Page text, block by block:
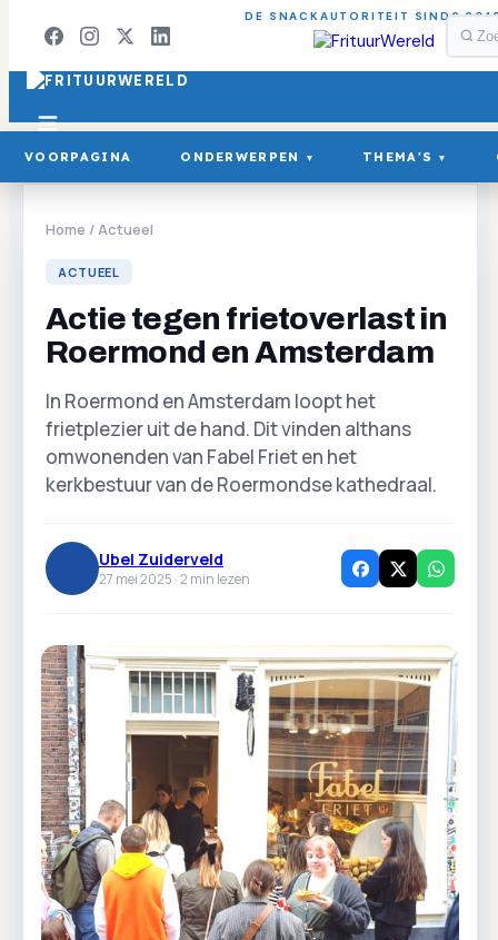
DE SNACKAUTORITEIT SINDS
VOORPAGINA ONDERWERPEN ▾ THEMA'S ▾
Home /Actueel
ACTUEEL
Actie tegen frietoverlast in
Roermond en Amsterdam
In Roermond en Amsterdam loopt het
frietplezier uit de hand. Dit vinden althans
omwonenden van Fabel Friet en het
kerkbestuur van de Roermondse kathedraal.
Ubel Zuiderveld
27 mei 2025 ·2 min lezen